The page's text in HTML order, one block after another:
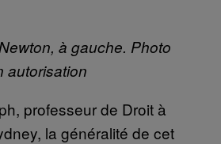
à gauche. Photo
autorisation
professeur de Droit à
la généralité de cet